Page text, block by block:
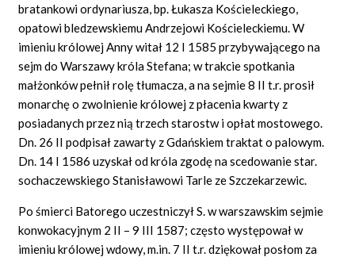
bratankowi ordynariusza, bp. Łukasza Kościeleckiego,
opatowi bledzewskiemu Andrzejowi Kościeleckiemu. W
imieniu królowej Anny witał 12 I 1585 przybywającego na
sejm do Warszawy króla Stefana; w trakcie spotkania
małżonków pełnił rolę tłumacza, a na sejmie 8 II t.r. prosił
monarchę o zwolnienie królowej z płacenia kwarty z
posiadanych przez nią trzech starostw i opłat mostowego.
Dn. 26 II podpisał zawarty z Gdańskiem traktat o palowym.
Dn. 14 I 1586 uzyskał od króla zgodę na scedowanie star.
sochaczewskiego Stanisławowi Tarle ze Szczekarzewic.
Po śmierci Batorego uczestniczył S. w warszawskim sejmie
konwokacyjnym 2 II – 9 III 1587; często występował w
imieniu królowej wdowy, m.in. 7 II t.r. dziękował posłom za